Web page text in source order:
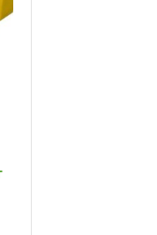
Plage